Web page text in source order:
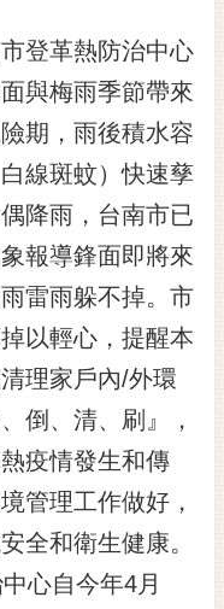
登革熱防治中心
與梅雨季節帶來
期，雨後積水容
線斑蚊）快速孳
降雨，台南市已
報導鋒面即將來
雷雨躲不掉。市
以輕心，提醒本
理家戶內/外環
倒、清、刷』，
疫情發生和傳
管理工作做好，
全和衛生健康。
心自今年4月